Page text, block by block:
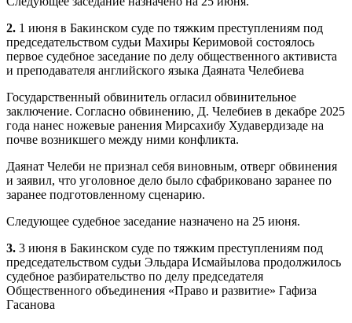
2. 1 июня в Бакинском суде по тяжким преступлениям под
председательством судьи Махиры Керимовой состоялось
первое судебное заседание по делу общественного активиста
и преподавателя английского языка Даяната Челебиева
Государственный обвинитель огласил обвинительное
заключение. Согласно обвинению, Д. Челебиев в декабре 2025
года нанес ножевые ранения Мирсахибу Худавердизаде на
почве возникшего между ними конфликта.
Даянат Челеби не признал себя виновным, отверг обвинения
и заявил, что уголовное дело было сфабриковано заранее по
заранее подготовленному сценарию.
Следующее судебное заседание назначено на 25 июня.
3. 3 июня в Бакинском суде по тяжким преступлениям под
председательством судьи Эльдара Исмайылова продолжилось
судебное разбирательство по делу председателя
Общественного объединения «Право и развитие» Гафиза
Гасанова